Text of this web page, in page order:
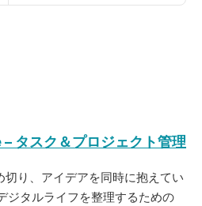
タスク＆プロジェクト管理
り、アイデアを同時に抱えてい
ジタルライフを整理するための